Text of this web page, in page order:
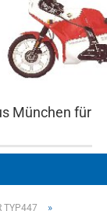
München für
TYP447 »